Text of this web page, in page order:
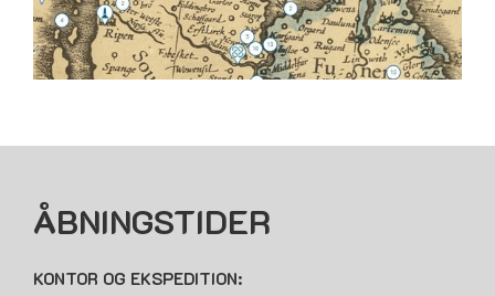
ÅBNINGSTIDER
KONTOR OG EKSPEDITION: